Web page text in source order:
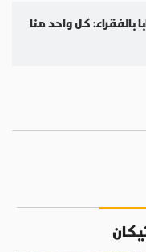
بالفقراء: كل واحد منا